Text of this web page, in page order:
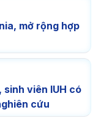
mở rộng hợp
sinh viên IUH có
cứu